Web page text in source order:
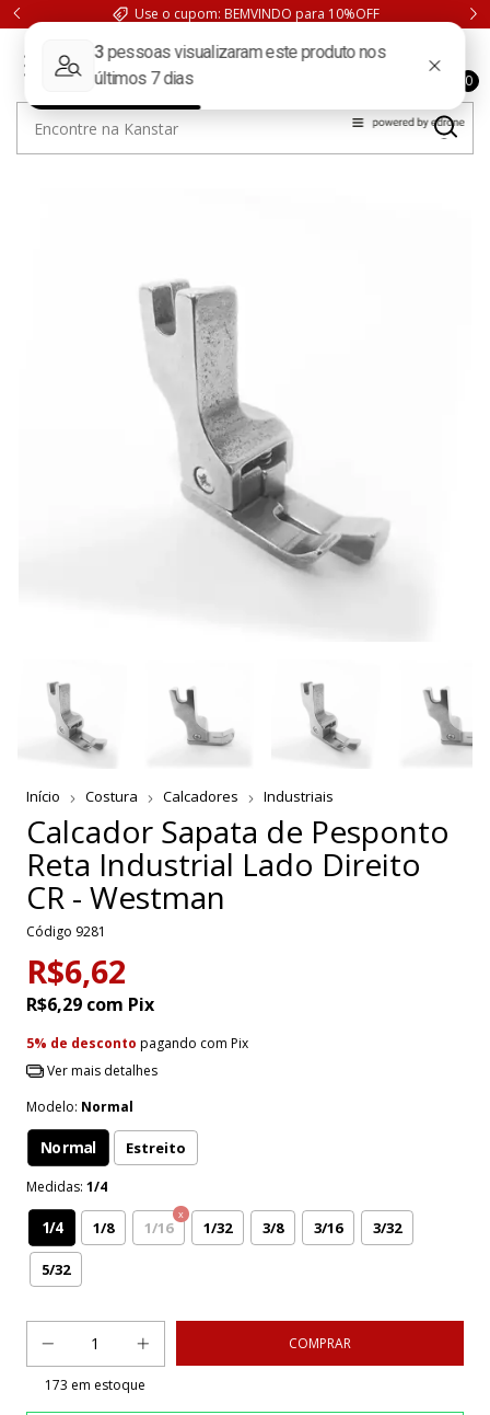
Use o cupom: BEMVINDO para 10%OFF
0
Início Costura Calcadores Industriais
Calcador Sapata de Pesponto
Reta Industrial Lado Direito
CR - Westman
Código 9281
R$6,62
R$6,29 com Pix
5% de desconto pagando com Pix
Ver mais detalhes
Modelo: Normal
Normal Estreito
Medidas: 1/4
1/4 1/8 1/16 1/32 3/8 3/16 3/32
5/32
173 em estoque